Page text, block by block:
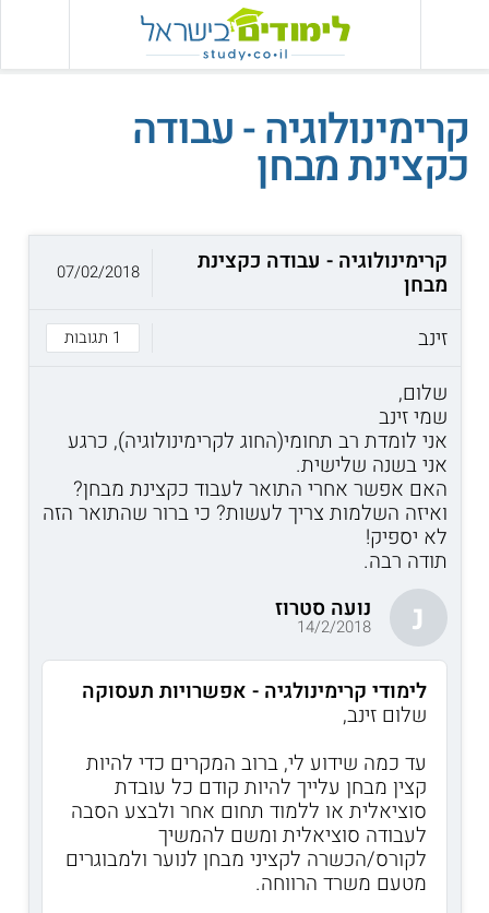
קרימינולוגיה - עבודה
כקצינת מבחן
קרימינולוגיה - עבודה כקצינת
מבחן
זינב
1 תגובות
07/02/2018
שלום,
שמי זינב
אני לומדת רב תחומי(החוג לקרימינולוגיה), כרגע
אני בשנה שלישית.
האם אפשר אחרי התואר לעבוד כקצינת מבחן?
ואיזה השלמות צריך לעשות? כי ברור שהתואר הזה
לא יספיק!
תודה רבה.
נ נועה סטרוז
14/2/2018
לימודי קרימינולגיה - אפשרויות תעסוקה
שלום זינב,
עד כמה שידוע לי, ברוב המקרים כדי להיות
קצין מבחן עלייך להיות קודם כל עובדת
סוציאלית או ללמוד תחום אחר ולבצע הסבה
לעבודה סוציאלית ומשם להמשיך
לקורס/הכשרה לקציני מבחן לנוער ולמבוגרים
מטעם משרד הרווחה.